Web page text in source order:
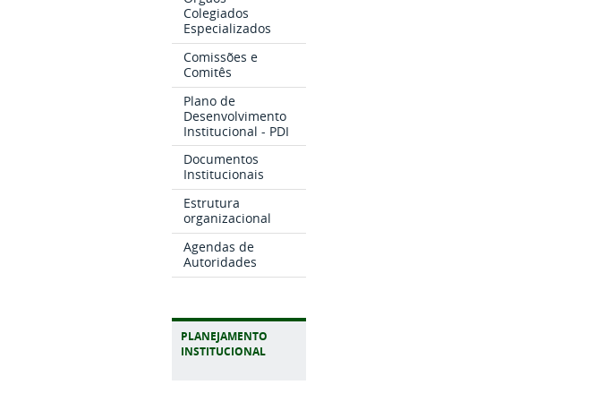
Colegiados
Especializados
Comissões e
Comitês
Plano de
Desenvolvimento
Institucional - PDI
Documentos
Institucionais
Estrutura
organizacional
Agendas de
Autoridades
PLANEJAMENTO
INSTITUCIONAL